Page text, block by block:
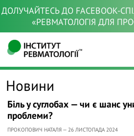
ДОЛУЧАЙТЕСЬ ДО FACEBOOK-
«РЕВМАТОЛОГІЯ ДЛЯ
Новини
Біль у суглобах — чи є шанс
проблеми?
ПРОКОПОВИЧ НАТАЛЯ — 26 ЛИСТОПАДА 2024